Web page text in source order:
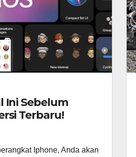
Ini Sebelum
Terbaru!
Iphone, Anda akan